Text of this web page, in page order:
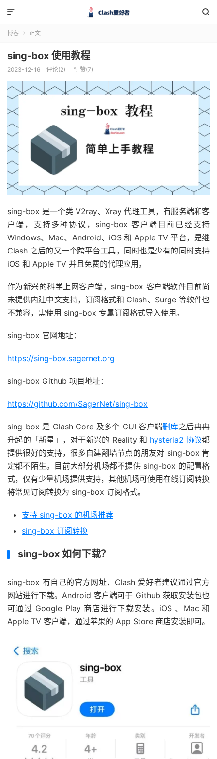


博客  正文
sing-box 使用教程
2023-12-16 评论(2)  赞(7)
sing-box 是一个类 V2ray、Xray 代理工具，有服务端和客
户端，支持多种协议，sing-box 客户端目前已经支持
Windows、Mac、Android、iOS 和 Apple TV 平台，是继
Clash 之后的又一个跨平台工具，同时也是少有的同时支持
iOS 和 Apple TV 并且免费的代理应用。
作为新兴的科学上网客户端，sing-box 客户端软件目前尚
未提供内建中文支持，订阅格式和 Clash、Surge 等软件也
不兼容，需使用 sing-box 专属订阅格式导入使用。
sing-box 官网地址：
https://sing-box.sagernet.org
sing-box Github 项目地址：
https://github.com/SagerNet/sing-box
sing-box 是 Clash Core 及多个 GUI 客户端删库之后冉冉
升起的「新星」，对于新兴的 Reality 和 hysteria2 协议都
提供很好的支持，很多自建翻墙节点的朋友对 sing-box 肯
定都不陌生。目前大部分机场都不提供 sing-box 的配置格
式，仅有少量机场提供支持，其他机场可使用在线订阅转换
将常见订阅转换为 sing-box 订阅格式。
支持 sing-box 的机场推荐
sing-box 订阅转换
sing-box 如何下载？
sing-box 有自己的官方网址，Clash 爱好者建议通过官方
网站进行下载。Android 客户端可于 Github 获取安装包也
可通过 Google Play 商店进行下载安装。iOS 、Mac 和
Apple TV 客户端，通过苹果的 App Store 商店安装即可。